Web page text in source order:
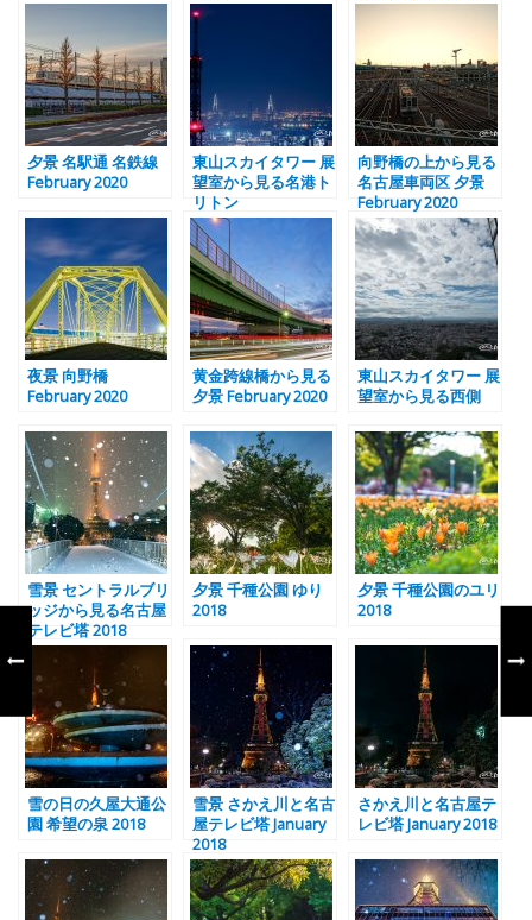
夕景 名駅通 名鉄線
February 2020
東山スカイタワー 展
望室から見る名港ト
リトン
向野橋の上から見る
名古屋車両区 夕景
February 2020
夜景 向野橋
February 2020
黄金跨線橋から見る
夕景 February 2020
東山スカイタワー 展
望室から見る西側
雪景 セントラルブリ
ッジから見る名古屋
テレビ塔 2018
夕景 千種公園 ゆり
2018
夕景 千種公園のユリ
2018
雪の日の久屋大通公
園 希望の泉 2018
雪景 さかえ川と名古
屋テレビ塔 January
2018
さかえ川と名古屋テ
レビ塔 January 2018